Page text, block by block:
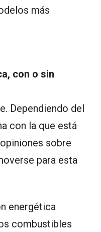
más
con o sin
Dependiendo del
con la que está
sobre
para esta
energética
combustibles